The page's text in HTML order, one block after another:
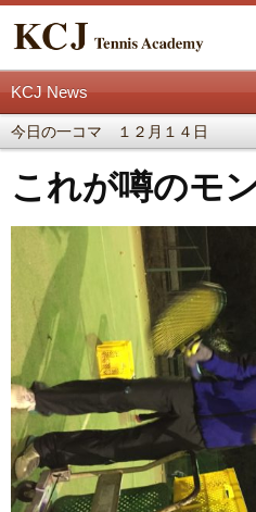
KCJ News
今日の一コマ １２月１４日
これが噂のモ